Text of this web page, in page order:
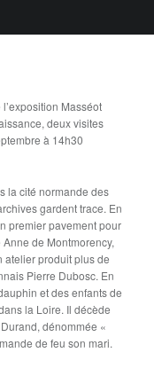
Masséot
deux visites
à 14h30
la cité normande des
gardent trace. En
premier pavement pour
de Montmorency,
atelier produit plus de
Pierre Dubosc. En
et des enfants de
la Loire. Il décède
dénommée «
de feu son mari.